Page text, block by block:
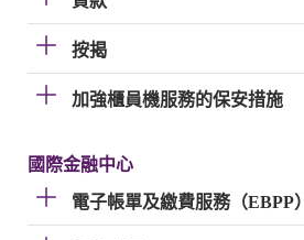
按揭
加強櫃員機服務的保安措施
國際金融中心
電子帳單及繳費服務（EBPP）